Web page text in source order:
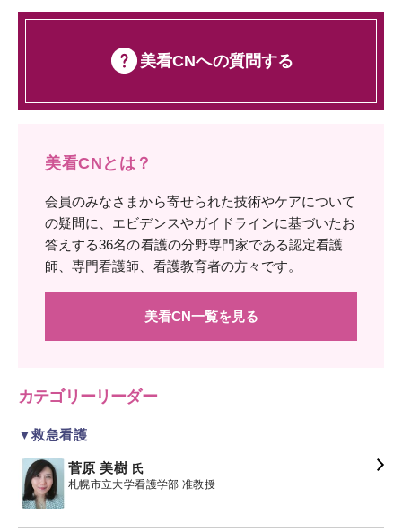
美看CNへの質問する
美看CNとは？
会員のみなさまから寄せられた技術やケアについて
の疑問に、エビデンスやガイドラインに基づいたお
答えする36名の看護の分野専門家である認定看護
師、専門看護師、看護教育者の方々です。
美看CN一覧を見る
カテゴリーリーダー
▼救急看護
菅原 美樹 氏
札幌市立大学看護学部 准教授